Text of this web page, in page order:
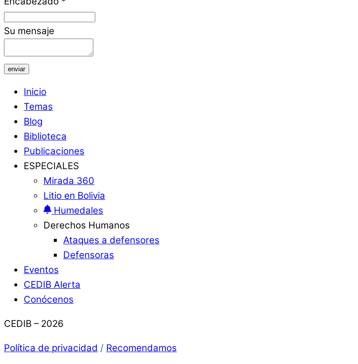
Su mensaje
enviar
Inicio
Temas
Blog
Biblioteca
Publicaciones
ESPECIALES
Mirada 360
Litio en Bolivia
Humedales
Derechos Humanos
Ataques a defensores
Defensoras
Eventos
CEDIB Alerta
Conócenos
CEDIB – 2026
Política de privacidad / Recomendamos